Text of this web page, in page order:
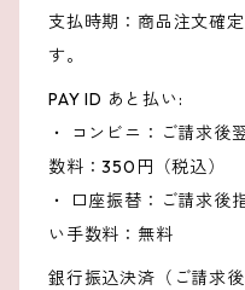
支払時期：商品注文確
す。
PAY ID あと払い:
・ コンビニ：ご請求後
数料：350円（税込）
・ 口座振替：ご請求後
い手数料：無料
銀行振込決済（ご請求